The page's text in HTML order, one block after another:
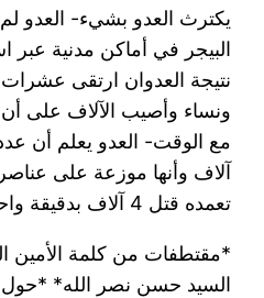
يكترث العدو بشيء- العدو
البيجر في أماكن مدنية عبر
نتيجة العدوان ارتقى عشرات
ونساء وأصيب الآلاف على أن
آلاف وأنها موزعة على
تعمده قتل 4 آلاف بدقيقة واحدة[] …?: 2/
*مقتطفات من كلمة الأمين
السيد حسن نصر الله* *حول